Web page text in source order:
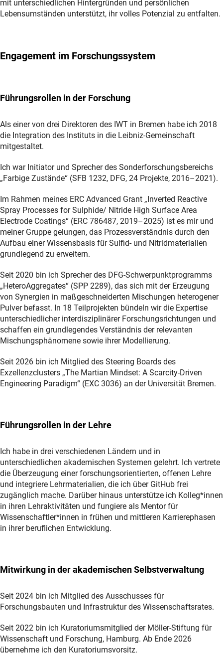
mit unterschiedlichen Hintergründen und persönlichen
Lebensumständen unterstützt, ihr volles Potenzial zu entfalten.
Engagement im Forschungssystem
Führungsrollen in der Forschung
Als einer von drei Direktoren des IWT in Bremen habe ich 2018
die Integration des Instituts in die Leibniz-Gemeinschaft
mitgestaltet.
Ich war Initiator und Sprecher des Sonderforschungsbereichs
„Farbige Zustände“ (SFB 1232, DFG, 24 Projekte, 2016–2021).
Im Rahmen meines ERC Advanced Grant „Inverted Reactive
Spray Processes for Sulphide/ Nitride High Surface Area
Electrode Coatings“ (ERC 786487, 2019–2025) ist es mir und
meiner Gruppe gelungen, das Prozessverständnis durch den
Aufbau einer Wissensbasis für Sulfid- und Nitridmaterialien
grundlegend zu erweitern.
Seit 2020 bin ich Sprecher des DFG-Schwerpunktprogramms
„HeteroAggregates“ (SPP 2289), das sich mit der Erzeugung
von Synergien in maßgeschneiderten Mischungen heterogener
Pulver befasst. In 18 Teilprojekten bündeln wir die Expertise
unterschiedlicher interdisziplinärer Forschungsrichtungen und
schaffen ein grundlegendes Verständnis der relevanten
Mischungs­phänomene sowie ihrer Modellierung.
Seit 2026 bin ich Mitglied des Steering Boards des
Exzellenzclusters „The Martian Mindset: A Scarcity-Driven
Engineering Paradigm“ (EXC 3036) an der Universität Bremen.
Führungsrollen in der Lehre
Ich habe in drei verschiedenen Ländern und in
unterschiedlichen akademischen Systemen gelehrt. Ich vertrete
die Überzeugung einer forschungsorientierten, offenen Lehre
und integriere Lehrmaterialien, die ich über GitHub frei
zugänglich mache. Darüber hinaus unterstütze ich Kolleg*innen
in ihren Lehraktivitäten und fungiere als Mentor für
Wissenschaftler*innen in frühen und mittleren Karrierephasen
in ihrer beruflichen Entwicklung.
Mitwirkung in der akademischen Selbstverwaltung
Seit 2024 bin ich Mitglied des Ausschusses für
Forschungsbauten und Infrastruktur des Wissenschaftsrates.
Seit 2022 bin ich Kuratoriumsmitglied der Möller-Stiftung für
Wissenschaft und Forschung, Hamburg. Ab Ende 2026
übernehme ich den Kuratoriumsvorsitz.